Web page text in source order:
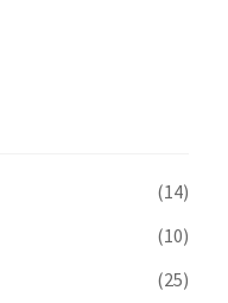
(14)
(10)
(25)